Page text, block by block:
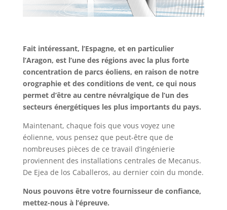
Fait intéressant, l’Espagne, et en particulier
l’Aragon, est l’une des régions avec la plus forte
concentration de parcs éoliens, en raison de notre
orographie et des conditions de vent, ce qui nous
permet d’être au centre névralgique de l’un des
secteurs énergétiques les plus importants du pays.
Maintenant, chaque fois que vous voyez une
éolienne, vous pensez que peut-être que de
nombreuses pièces de ce travail d’ingénierie
proviennent des installations centrales de Mecanus.
De Ejea de los Caballeros, au dernier coin du monde.
Nous pouvons être votre fournisseur de confiance,
mettez-nous à l’épreuve.